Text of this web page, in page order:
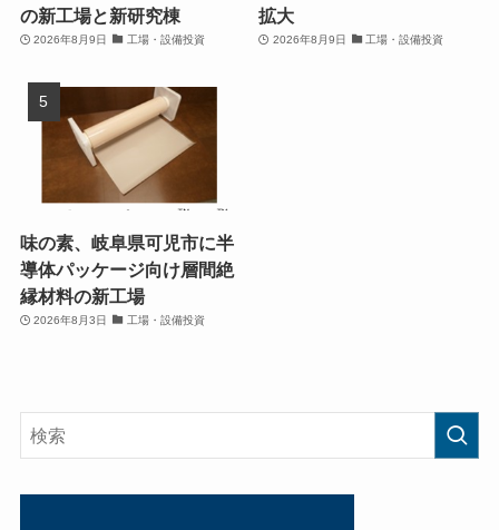
の新工場と新研究棟
2026年8月9日 工場・設備投資
拡大
2026年8月9日 工場・設備投資
味の素、岐阜県可児市に半
導体パッケージ向け層間絶
縁材料の新工場
2026年8月3日 工場・設備投資